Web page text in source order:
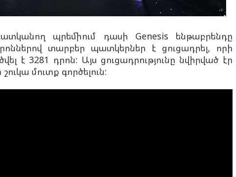
պրեմիում դասի Genesis ենթաբրենդը
տարբեր պատկերներ է ցուցադրել, որի
է 3281 դրոն: Այս ցուցադրությունը նվիրված էր
մուտք գործելուն: